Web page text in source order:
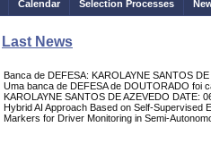
Calendar Selection Processes
Last News
Banca de DEFESA: KAROLAYNE SANTOS DE
Uma banca de DEFESA de DOUTORADO foi
KAROLAYNE SANTOS DE AZEVEDO DATE:
Hybrid AI Approach Based on Self-Supervised
Markers for Driver Monitoring in Semi-